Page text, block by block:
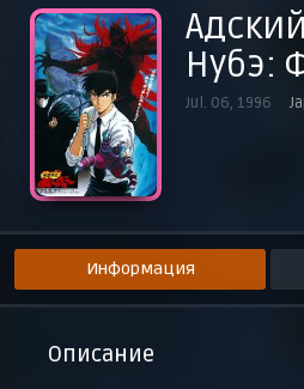
Нубэ:
Jul. 06, 1996
Информация
Описание